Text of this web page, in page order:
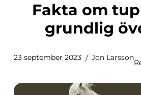
Fakta om tuppar: En
grundlig
23 september 2023 Jon Larsson